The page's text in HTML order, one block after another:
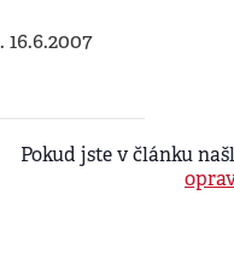
. 16.6.2007
Pokud jste v článku